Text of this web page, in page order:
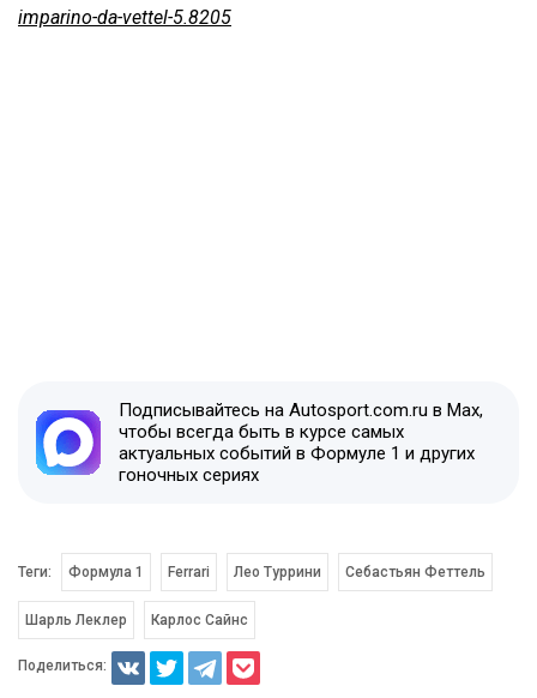
imparino-da-vettel-5.8205
Подписывайтесь на Autosport.com.ru в Max,
чтобы всегда быть в курсе самых
актуальных событий в Формуле 1 и других
гоночных сериях
Теги: Формула 1 Ferrari Лео Туррини Себастьян Феттель
Шарль Леклер Карлос Сайнс
Поделиться: